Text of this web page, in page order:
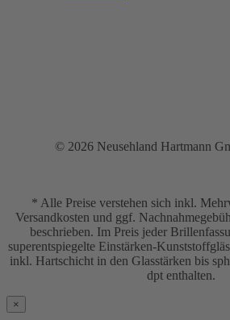
© 2026 Neusehland Hartmann
* Alle Preise verstehen sich inkl.
Versandkosten und ggf.
beschrieben. Im Preis jeder
superentspiegelte Einstärken-
inkl. Hartschicht in den Glasstärken bis
dpt enthalten.
×